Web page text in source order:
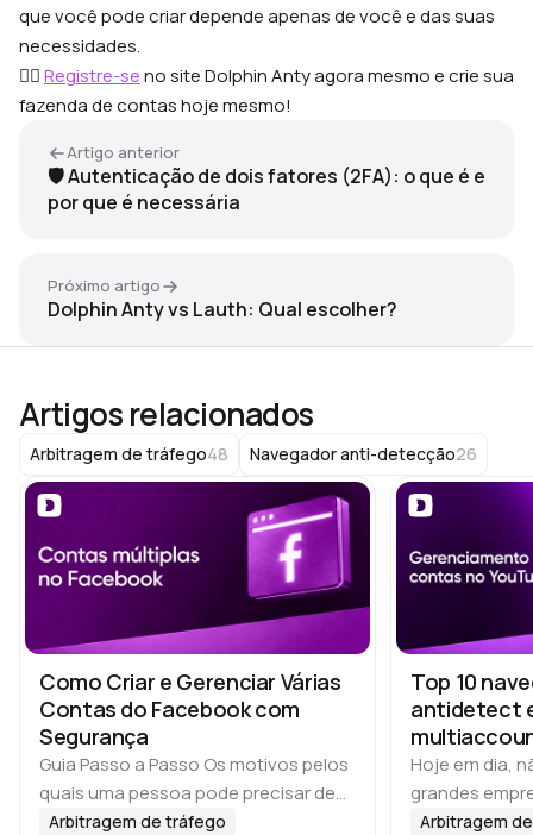
que você pode criar depende apenas de você e das suas
necessidades.
👉🏻Registre-seno site Dolphin Anty agora mesmo e crie sua
fazenda de contas hoje mesmo!
Artigo anterior
🛡 Autenticação de dois fatores (2FA): o que é e
por que é necessária
Próximo artigo
Dolphin Anty vs Lauth: Qual escolher?
Artigos relacionados
Arbitragem de tráfego48 Navegador anti-detecção26
Como Criar e Gerenciar Várias
Contas do Facebook com
Segurança
Guia Passo a Passo Os motivos pelos
quais uma pessoa pode precisar de
várias contas costumam variar. Se
Arbitragem de tráfego
Top 10
antidetect
YouTube
Hoje em dia,
grandes
gerenciam
Arbitragem